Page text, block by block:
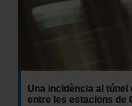
Una incidència al
entre les estacions de